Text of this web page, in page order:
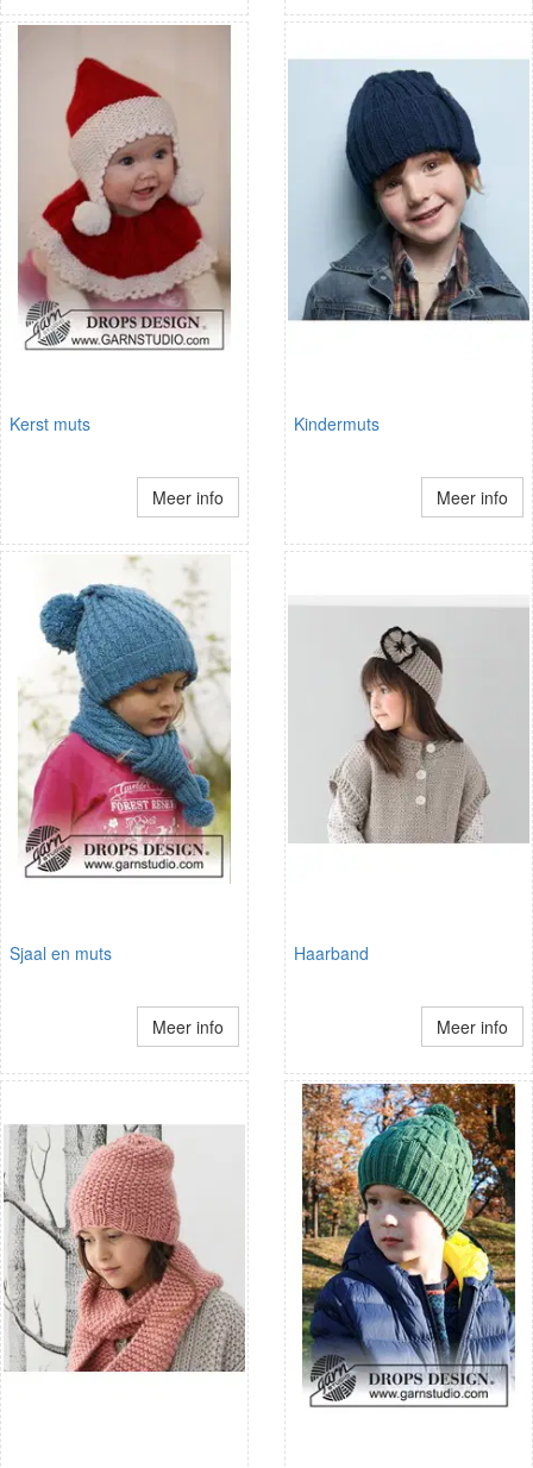
Kerst muts
Meer info
Kindermuts
Meer info
Sjaal en muts
Meer info
Haarband
Meer info